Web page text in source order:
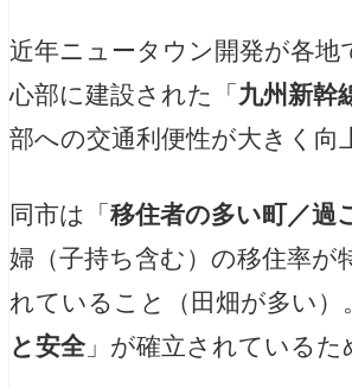
近年ニュータウン開発が各地
心部に建設された「 九州新幹
部への交通利便性が大きく向
同市は「 移住者の多い町／過
婦（子持ち含む）の移住率が
れていること（田畑が多い）
と安全」が確立されているた